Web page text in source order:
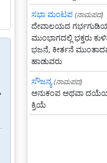
,
ಸಭಾ ಮಂಟಪ (ನಾಮಪದ)
ದೇವಾಲಯದ
ಮುಂಭಾಗದಲ್ಲಿ ಭಕ್ತರು
ಭಜನೆ, ಕೀರ್ತನೆ
ಹಾಡುವರು
ಸೌಜನ್ಯ (ನಾಮಪದ)
ಅನುಕಂಪ ಅಥವಾ
ಕ್ರಿಯೆ